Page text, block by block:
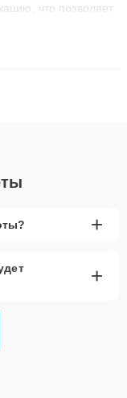
что позволяет
Наши мастера
+
+